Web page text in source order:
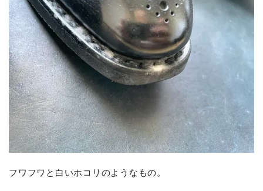
フワフワと白いホコリのようなもの。